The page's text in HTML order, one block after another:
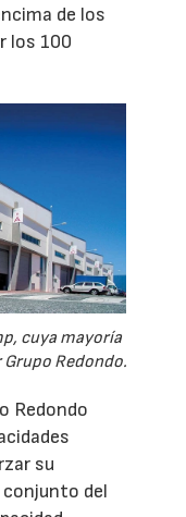
de los
los 100
cuya mayoría
Redondo.
Redondo
su
del